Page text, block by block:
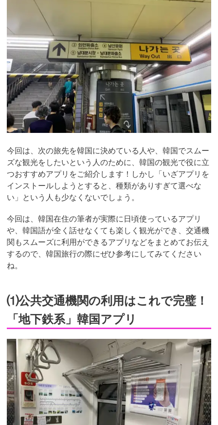
今回は、次の旅先を韓国に決めている人や、韓国でスムー
ズな観光をしたいという人のために、韓国の観光で役に立
つおすすめアプリをご紹介します！しかし「いざアプリを
インストールしようとすると、種類がありすぎて選べな
い」という人も少なくないでしょう。
今回は、韓国在住の筆者が実際に日頃使っているアプリ
や、韓国語が全く話せなくても楽しく観光ができ、交通機
関もスムーズに利用ができるアプリなどをまとめてお伝え
するので、韓国旅行の際にぜひ参考にしてみてください
ね。
⑴公共交通機関の利用はこれで完璧！
「地下鉄系」韓国アプリ